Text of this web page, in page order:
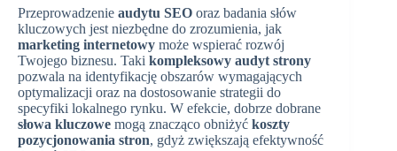
Przeprowadzenie audytu SEO oraz badania słów
kluczowych jest niezbędne do zrozumienia, jak
marketing internetowy może wspierać rozwój
Twojego biznesu. Taki kompleksowy audyt strony
pozwala na identyfikację obszarów wymagających
optymalizacji oraz na dostosowanie strategii do
specyfiki lokalnego rynku. W efekcie, dobrze dobrane
słowa kluczowe mogą znacząco obniżyć koszty
pozycjonowania stron, gdyż zwiększają efektywność